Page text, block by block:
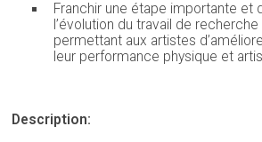
Franchir une étape importante et
l’évolution du travail de
permettant aux artistes
leur performance physique et
Description: